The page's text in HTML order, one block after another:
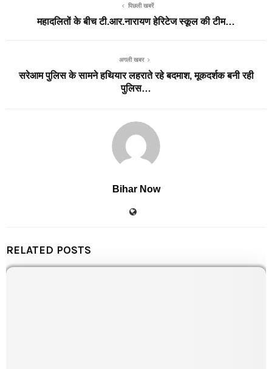
पिछली खबरें
महादलितों के बीच टी.आर.नारायण हेरिटेज स्कूल की टीम…
अगली खबर
सरेआम पुलिस के सामने हथियार लहराते रहे बदमाश, मूकदर्शक बनी रही
पुलिस…
Bihar Now
RELATED POSTS